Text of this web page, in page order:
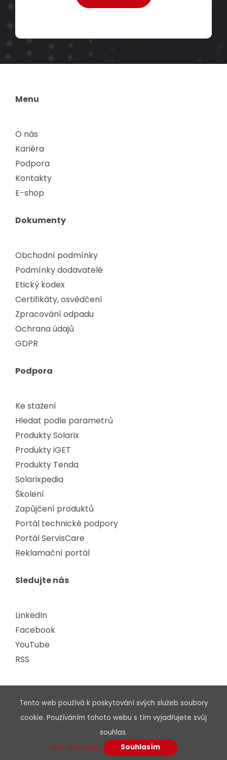
Jsme výrobci kompletního řešení pasivní
infrastruktury pro počítačové sítě a spotřební
elektroniky.
Menu
O nás
Kariéra
Podpora
Kontakty
E-shop
Dokumenty
Obchodní podmínky
Podmínky dodavatelé
Etický kodex
Certifikáty, osvědčení
Zpracování odpadu
Ochrana údajů
GDPR
Podpora
Ke stažení
Hledat podle parametrů
Produkty Solarix
Produkty iGET
Produkty Tenda
Solarixpedia
Školení
Zapůjčení produktů
Portál technické podpory
Portál ServisCare
Reklamační portál
Sledujte nás
LinkedIn
Facebook
YouTube
RSS
Tento web používá k poskytování svých služeb soubory
cookie. Používáním tohoto webu s tím vyjadřujete svůj
souhlas.
Více informací.
Souhlasím